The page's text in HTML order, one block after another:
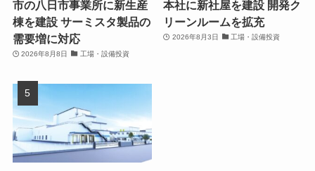
市の八日市事業所に新生産
棟を建設 サーミスタ製品の
需要増に対応
2026年8月8日 工場・設備投資
本社に新社屋を建設 開発ク
リーンルームを拡充
2026年8月3日 工場・設備投資